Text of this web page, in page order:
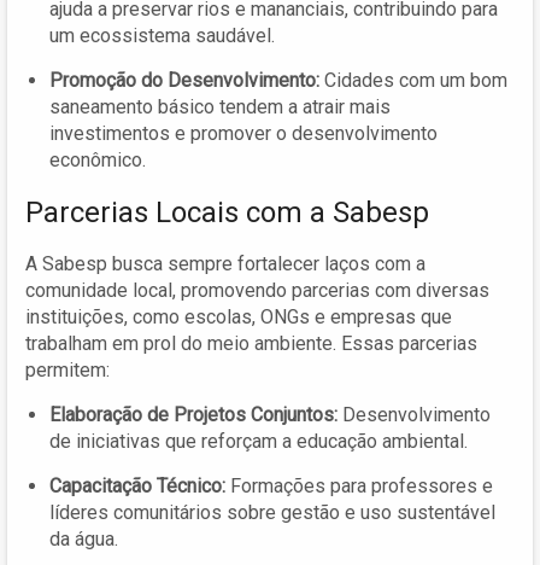
ajuda a preservar rios e mananciais, contribuindo para
um ecossistema saudável.
Promoção do Desenvolvimento: Cidades com um bom
saneamento básico tendem a atrair mais
investimentos e promover o desenvolvimento
econômico.
Parcerias Locais com a Sabesp
A Sabesp busca sempre fortalecer laços com a
comunidade local, promovendo parcerias com diversas
instituições, como escolas, ONGs e empresas que
trabalham em prol do meio ambiente. Essas parcerias
permitem:
Elaboração de Projetos Conjuntos: Desenvolvimento
de iniciativas que reforçam a educação ambiental.
Capacitação Técnico: Formações para professores e
líderes comunitários sobre gestão e uso sustentável
da água.